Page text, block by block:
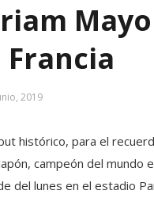
Francia
2019
histórico, para el
campeón del mundo
del lunes en el estadio